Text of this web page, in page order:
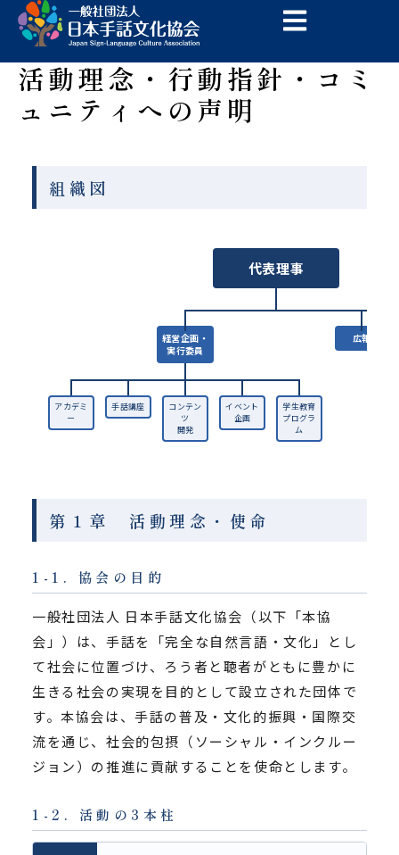
活動理念・行動指針・コミ
ュニティへの声明
組織図
代表理事
経営企画・
実行委員
アカデミ
ー
手話講座
コンテン
ツ
開発
イベント
企画
学生教育
プログラ
ム
広報
第１章 活動理念・使命
1-1. 協会の目的
一般社団法人 日本手話文化協会（以下「本協
会」）は、手話を「完全な自然言語・文化」とし
て社会に位置づけ、ろう者と聴者がともに豊かに
生きる社会の実現を目的として設立された団体で
す。本協会は、手話の普及・文化的振興・国際交
流を通じ、社会的包摂（ソーシャル・インクルー
ジョン）の推進に貢献することを使命とします。
1-2. 活動の3本柱